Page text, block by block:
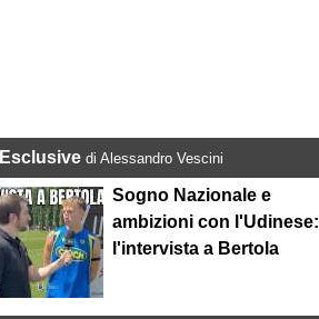
Esclusive di Alessandro Vescini
Sogno Nazionale e
ambizioni con l'Udinese:
l'intervista a Bertola